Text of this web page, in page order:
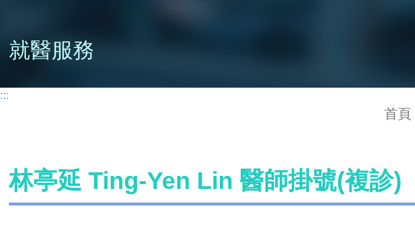
就醫服務
:::
首頁
林亭延 Ting-Yen Lin 醫師掛號(複診)